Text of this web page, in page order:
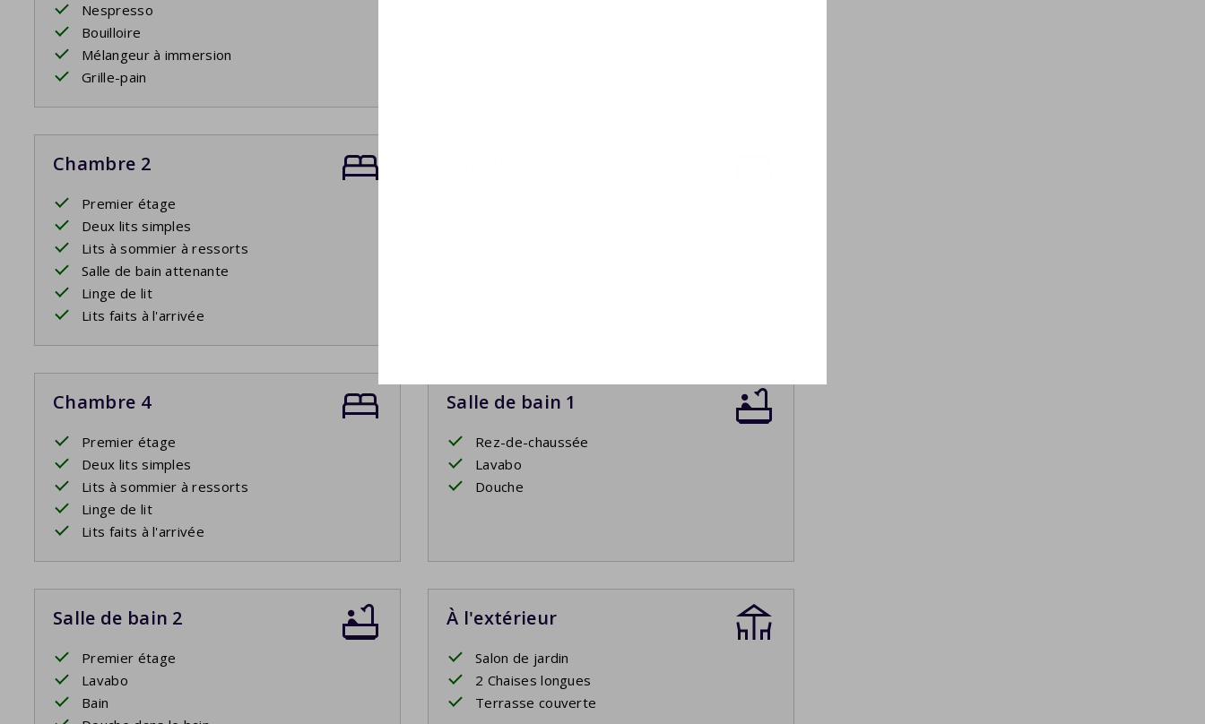
Nespresso
Bouilloire
Mélangeur à immersion
Grille-pain
Chambre 2
Premier étage
Deux lits simples
Lits à sommier à ressorts
Salle de bain attenante
Linge de lit
Lits faits à l'arrivée
Chambre 4
Premier étage
Deux lits simples
Lits à sommier à ressorts
Linge de lit
Lits faits à l'arrivée
Salle de bain 1
Rez-de-chaussée
Lavabo
Douche
Salle de bain 2
Premier étage
Lavabo
Bain
À l'extérieur
Salon de jardin
2 Chaises longues
Terrasse couverte